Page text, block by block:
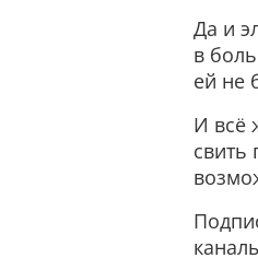
Да и
в
ей не
И всё
свить